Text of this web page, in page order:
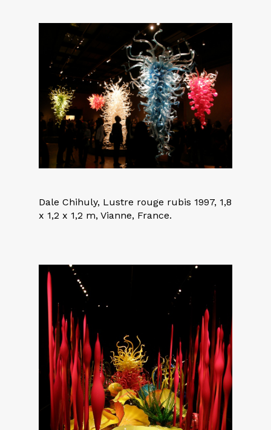
Dale Chihuly, Lustre rouge rubis 1997, 1,8
x 1,2 x 1,2 m, Vianne, France.